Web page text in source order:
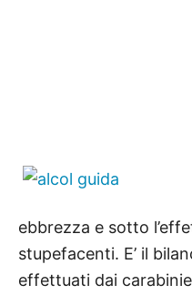
ebbrezza e sotto
stupefacenti. E’ il
effettuati dai